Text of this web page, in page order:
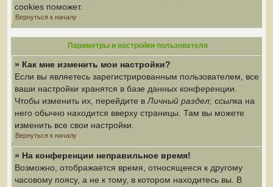
cookies поможет.
Вернуться к началу
Параметры и настройки пользователя
» Как мне изменить мои настройки?
Если вы являетесь зарегистрированным пользователем, все
ваши настройки хранятся в базе данных конференции.
Чтобы изменить их, перейдите в Личный раздел; ссылка на
него обычно находится вверху страницы. Там вы можете
изменить все свои настройки.
Вернуться к началу
» На конференции неправильное время!
Возможно, отображается время, относящееся к другому
часовому поясу, а не к тому, в котором находитесь вы. В